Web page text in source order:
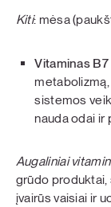
Kiti: mėsa
Vitaminas
sistemos
nauda odai ir
Augaliniai
grūdo produktai,
įvairūs vaisiai ir